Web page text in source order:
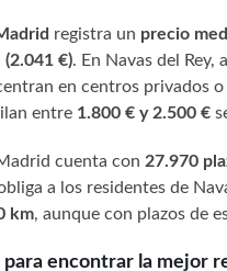
registra un precio
(2.041 €). En Navas del
en centros privados
entre 1.800 € y 2.500 €
cuenta con 27.970
a los residentes de
km, aunque con plazos de
encontrar la mejor